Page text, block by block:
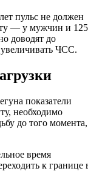
пульс не должен
— у мужчин и 125
доводят до
ЧСС.
показатели
необходимо
до того момента,
время
к границе